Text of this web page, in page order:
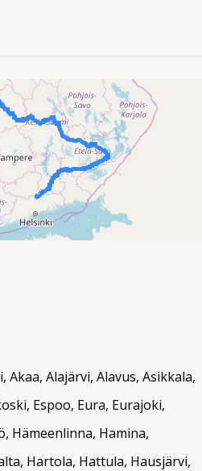
Akaa, Alajärvi, Alavus, Asikkala,
Espoo, Eura, Eurajoki,
Hämeenlinna, Hamina,
Hartola, Hattula, Hausjärvi,